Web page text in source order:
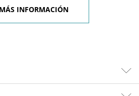
INFORMACIÓN